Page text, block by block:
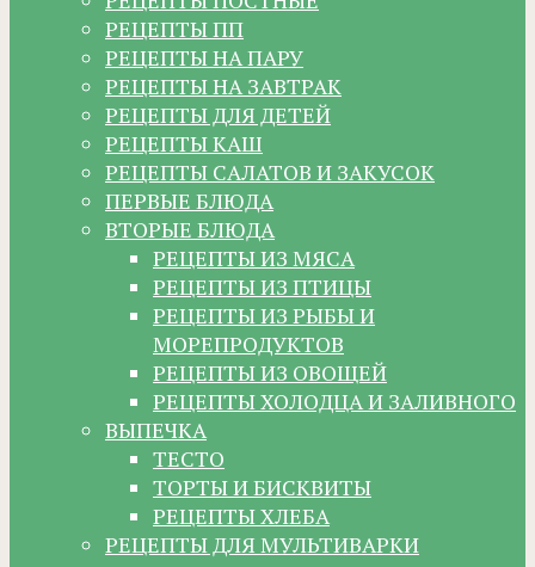
РЕЦЕПТЫ ПП
РЕЦЕПТЫ НА ПАРУ
РЕЦЕПТЫ НА ЗАВТРАК
РЕЦЕПТЫ ДЛЯ ДЕТЕЙ
РЕЦЕПТЫ КАШ
РЕЦЕПТЫ САЛАТОВ И ЗАКУСОК
ПЕРВЫЕ БЛЮДА
ВТОРЫЕ БЛЮДА
РЕЦЕПТЫ ИЗ МЯСА
РЕЦЕПТЫ ИЗ ПТИЦЫ
РЕЦЕПТЫ ИЗ РЫБЫ И
МОРЕПРОДУКТОВ
РЕЦЕПТЫ ИЗ ОВОЩЕЙ
РЕЦЕПТЫ ХОЛОДЦА И ЗАЛИВНОГО
ВЫПЕЧКА
ТЕСТО
ТОРТЫ И БИСКВИТЫ
РЕЦЕПТЫ ХЛЕБА
РЕЦЕПТЫ ДЛЯ МУЛЬТИВАРКИ